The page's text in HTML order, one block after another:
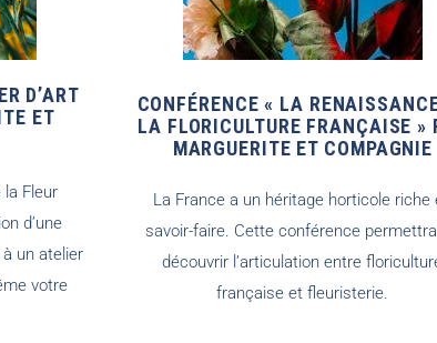
D’ART
ET
Fleur
d’une
un atelier
votre
CONFÉRENCE « LA
LA FLORICULTURE FRANÇAISE »
MARGUERITE ET COMPAGNIE
La France a un héritage horticole riche
savoir-faire. Cette conférence
découvrir l’articulation entre
française et fleuristerie.